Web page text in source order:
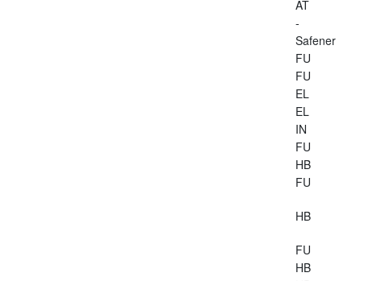
AT
-
Safener
FU
FU
EL
EL
IN
FU
HB
FU
HB
FU
HB